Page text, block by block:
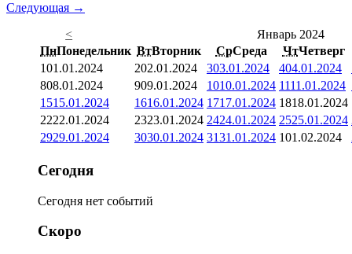
Следующая →
<
Январь 2024
ПнПонедельник ВтВторник СрСреда ЧтЧетверг
101.01.2024 202.01.2024 303.01.2024 404.01.2024
808.01.2024 909.01.2024 1010.01.2024 1111.01.2024
1515.01.2024 1616.01.2024 1717.01.2024 1818.01.2024
2222.01.2024 2323.01.2024 2424.01.2024 2525.01.2024
2929.01.2024 3030.01.2024 3131.01.2024 101.02.2024
Сегодня
Сегодня нет событий
Скоро